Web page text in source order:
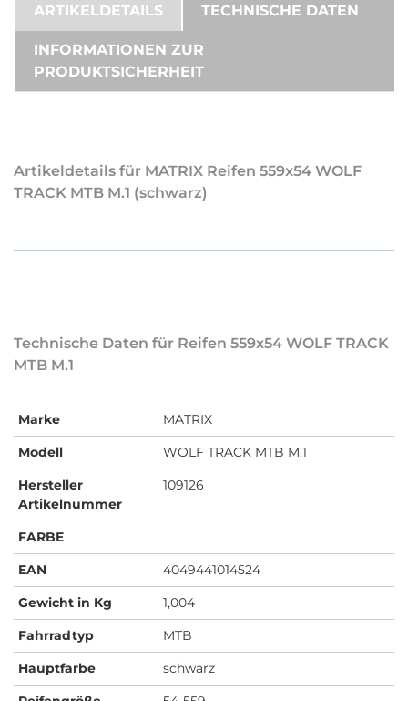
ARTIKELDETAILS TECHNISCHE DATEN
INFORMATIONEN ZUR
PRODUKTSICHERHEIT
Artikeldetails für MATRIX Reifen 559x54 WOLF
TRACK MTB M.1 (schwarz)
Technische Daten für Reifen 559x54 WOLF TRACK
MTB M.1
Marke
MATRIX
Modell
WOLF TRACK MTB M.1
Hersteller
Artikelnummer
109126
FARBE
EAN
4049441014524
Gewicht in Kg
1,004
Fahrradtyp
MTB
Hauptfarbe
schwarz